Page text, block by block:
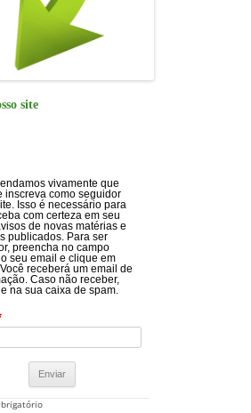
site
vivamente que
inscreva como seguidor
Isso é necessário para
com certeza em seu
de novas matérias e
publicados. Para ser
preencha no campo
seu email e clique em
receberá um email de
Caso não receber,
na sua caixa de spam.